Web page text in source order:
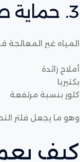
3. حماية صحة الأسرة
المياه غير
أملاح زائدة
بكتيريا
كلور بنسبة مرتفعة
وهو ما يجعل فلتر
كيف